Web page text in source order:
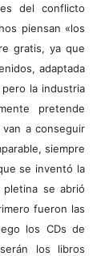
del conflicto
piensan «los
gratis, ya que
adaptada
la industria
pretende
a conseguir
siempre
se inventó la
se abrió
fueron las
los CDs de
los libros